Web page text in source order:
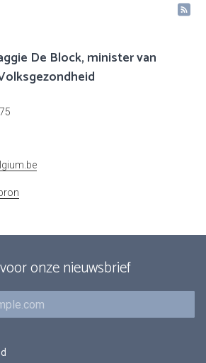
De Block, minister van
onze nieuwsbrief